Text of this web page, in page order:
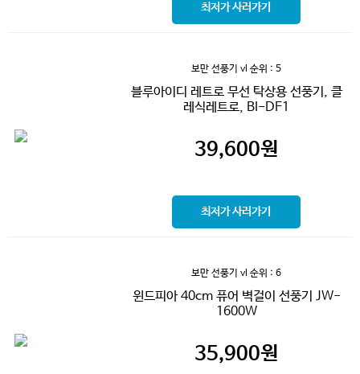
최저가 사러가기
보만 선풍기 vl 순위 : 5
블루아이디 레트로 무선 탁상용 선풍기, 클
레식레트로, BI-DF1
39,600원
최저가 사러가기
보만 선풍기 vl 순위 : 6
윈드피아 40cm 퓨어 벽걸이 선풍기 JW-
1600W
35,900원